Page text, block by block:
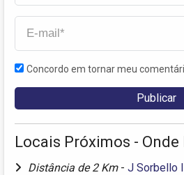
Concordo em tornar meu
Locais Próximos - Onde
Distância de 2 Km - J Sorbello